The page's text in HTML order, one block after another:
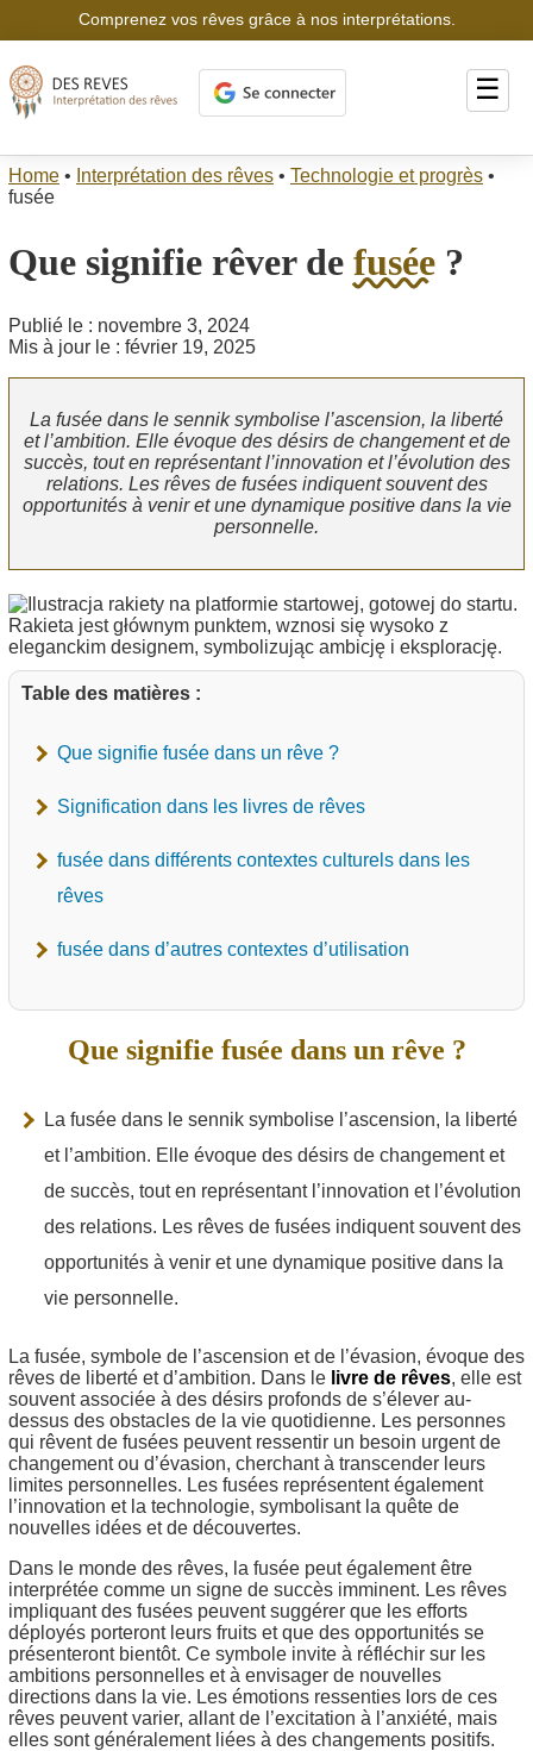
Comprenez vos rêves grâce à nos interprétations.
☰
Home • Interprétation des rêves • Technologie et progrès •
fusée
Que signifie rêver de fusée ?
Publié le : novembre 3, 2024
Mis à jour le : février 19, 2025
La fusée dans le sennik symbolise l’ascension, la liberté
et l’ambition. Elle évoque des désirs de changement et de
succès, tout en représentant l’innovation et l’évolution des
relations. Les rêves de fusées indiquent souvent des
opportunités à venir et une dynamique positive dans la vie
personnelle.
Table des matières :
Que signifie fusée dans un rêve ?
Signification dans les livres de rêves
fusée dans différents contextes culturels dans les
rêves
fusée dans d’autres contextes d’utilisation
Que signifie fusée dans un rêve ?
La fusée dans le sennik symbolise l’ascension, la liberté
et l’ambition. Elle évoque des désirs de changement et
de succès, tout en représentant l’innovation et l’évolution
des relations. Les rêves de fusées indiquent souvent des
opportunités à venir et une dynamique positive dans la
vie personnelle.
La fusée, symbole de l’ascension et de l’évasion, évoque des
rêves de liberté et d’ambition. Dans le livre de rêves, elle est
souvent associée à des désirs profonds de s’élever au-
dessus des obstacles de la vie quotidienne. Les personnes
qui rêvent de fusées peuvent ressentir un besoin urgent de
changement ou d’évasion, cherchant à transcender leurs
limites personnelles. Les fusées représentent également
l’innovation et la technologie, symbolisant la quête de
nouvelles idées et de découvertes.
Dans le monde des rêves, la fusée peut également être
interprétée comme un signe de succès imminent. Les rêves
impliquant des fusées peuvent suggérer que les efforts
déployés porteront leurs fruits et que des opportunités se
présenteront bientôt. Ce symbole invite à réfléchir sur les
ambitions personnelles et à envisager de nouvelles
directions dans la vie. Les émotions ressenties lors de ces
rêves peuvent varier, allant de l’excitation à l’anxiété, mais
elles sont généralement liées à des changements positifs.